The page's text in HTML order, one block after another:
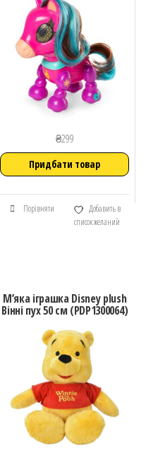
₴299
Придбати товар
Порівняти
Добавить в
список желаний
М’яка іграшка Disney plush
Вінні пух 50 см (PDP1300064)